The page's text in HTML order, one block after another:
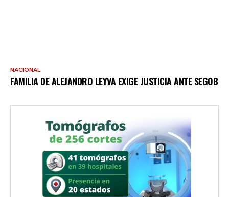
NACIONAL
FAMILIA DE ALEJANDRO LEYVA EXIGE JUSTICIA ANTE SEGOB